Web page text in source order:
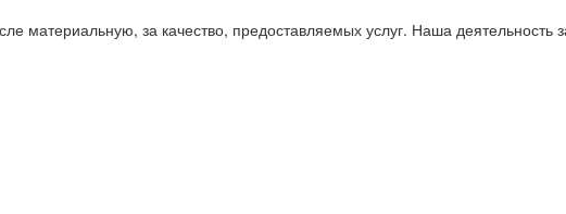
материальную, за качество, предоставляемых услуг. Наша деятельность